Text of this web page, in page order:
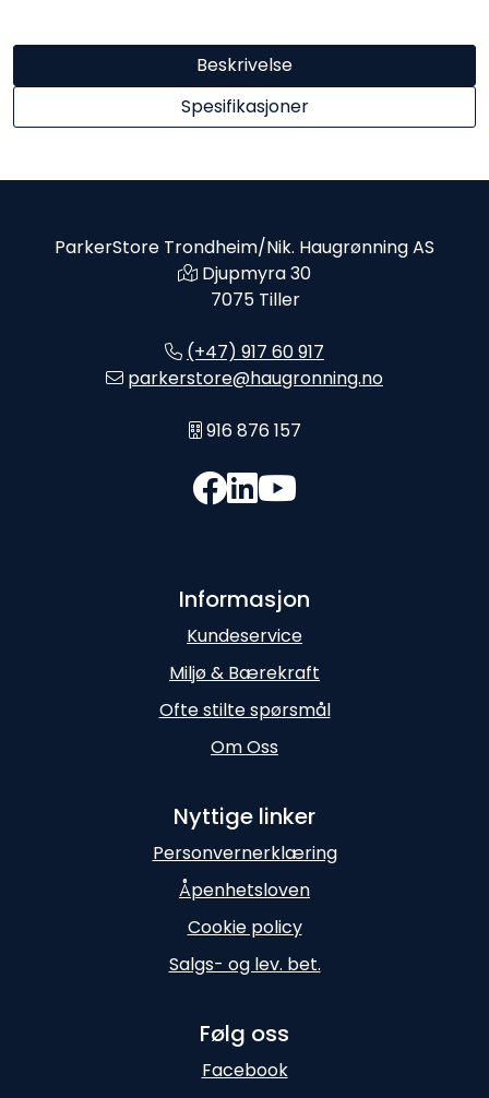
Beskrivelse
Spesifikasjoner
ParkerStore Trondheim/Nik. Haugrønning AS
Djupmyra 30
7075 Tiller
(+47) 917 60 917
parkerstore@haugronning.no
916 876 157
Informasjon
Kundeservice
Miljø & Bærekraft
Ofte stilte spørsmål
Om Oss
Nyttige linker
Personvernerklæring
Åpenhetsloven
Cookie policy
Salgs- og lev. bet.
Følg oss
Facebook